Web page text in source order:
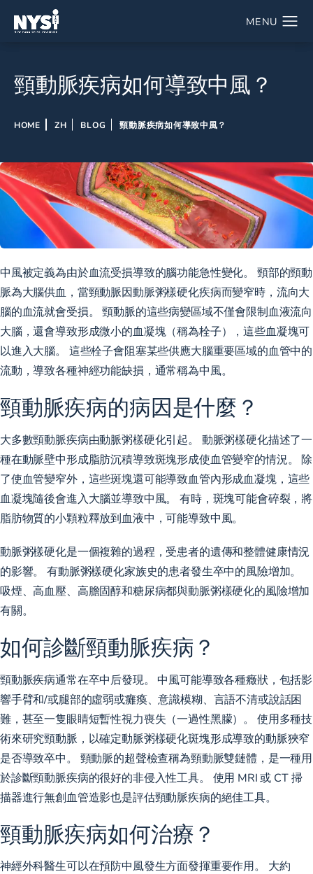
頸動脈疾病如何導致中風？
HOME ZH BLOG 頸動脈疾病如何導致中風？
中風被定義為由於血流受損導致的腦功能急性變化。 頸部的頸動
脈為大腦供血，當頸動脈因動脈粥樣硬化疾病而變窄時，流向大
腦的血流就會受損。 頸動脈的這些病變區域不僅會限制血液流向
大腦，還會導致形成微小的血凝塊（稱為栓子），這些血凝塊可
以進入大腦。 這些栓子會阻塞某些供應大腦重要區域的血管中的
流動，導致各種神經功能缺損，通常稱為中風。
頸動脈疾病的病因是什麼？
大多數頸動脈疾病由動脈粥樣硬化引起。 動脈粥樣硬化描述了一
種在動脈壁中形成脂肪沉積導致斑塊形成使血管變窄的情況。 除
了使血管變窄外，這些斑塊還可能導致血管內形成血凝塊，這些
血凝塊隨後會進入大腦並導致中風。 有時，斑塊可能會碎裂，將
脂肪物質的小顆粒釋放到血液中，可能導致中風。
動脈粥樣硬化是一個複雜的過程，受患者的遺傳和整體健康情況
的影響。 有動脈粥樣硬化家族史的患者發生卒中的風險增加。
吸煙、高血壓、高膽固醇和糖尿病都與動脈粥樣硬化的風險增加
有關。
如何診斷頸動脈疾病？
頸動脈疾病通常在卒中后發現。 中風可能導致各種癥狀，包括影
響手臂和/或腿部的虛弱或癱瘓、意識模糊、言語不清或說話困
難，甚至一隻眼睛短暫性視力喪失（一過性黑朦）。 使用多種技
術來研究頸動脈，以確定動脈粥樣硬化斑塊形成導致的動脈狹窄
是否導致卒中。 頸動脈的超聲檢查稱為頸動脈雙鏈體，是一種用
於診斷頸動脈疾病的很好的非侵入性工具。 使用 MRI 或 CT 掃
描器進行無創血管造影也是評估頸動脈疾病的絕佳工具。
頸動脈疾病如何治療？
神經外科醫生可以在預防中風發生方面發揮重要作用。 大約